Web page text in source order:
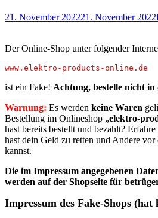
21. November 202221. November 2022
Der Online-Shop unter folgender
www.elektro-products-online.de
ist ein Fake! Achtung, bestelle nicht in
Warnung: Es werden keine Waren
Bestellung im Onlineshop „elektro-
hast bereits bestellt und bezahlt?
hast dein Geld zu retten und Andere vor
kannst.
Die im Impressum angegebenen
werden auf der Shopseite für
Impressum des Fake-Shops (hat